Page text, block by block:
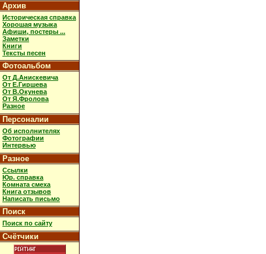
Архив
Историческая справка
Хорошая музыка
Афиши, постеры ...
Заметки
Книги
Тексты песен
Фотоальбом
От Д.Анискевича
От Е.Гиршева
От В.Окунева
От Я.Фролова
Разное
Персоналии
Об исполнителях
Фотографии
Интервью
Разное
Ссылки
Юр. справка
Комната смеха
Книга отзывов
Написать письмо
Поиск
Поиск по сайту
Счётчики